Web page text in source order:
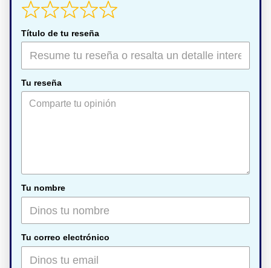
Título de tu reseña
Tu reseña
Tu nombre
Tu correo electrónico